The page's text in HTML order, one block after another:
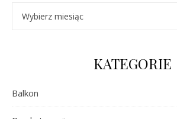
KATEGORIE
Balkon